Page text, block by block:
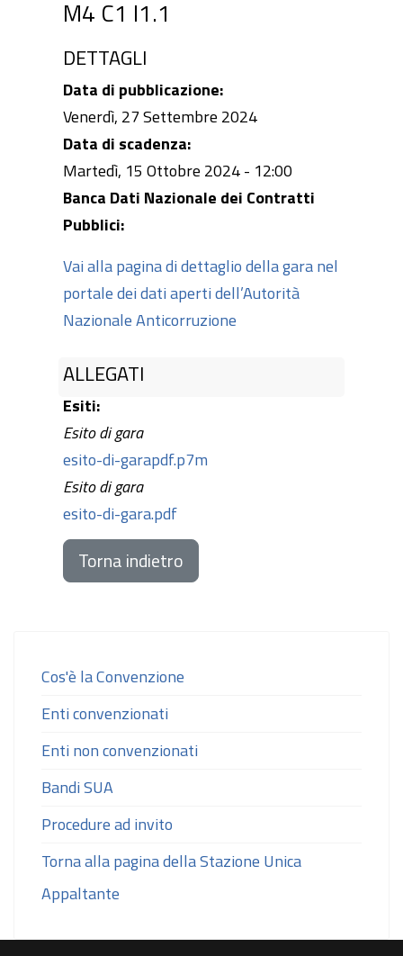
ALLEGATI
Esiti:
Esito di gara
esito-di-garapdf.p7m
Esito di gara
esito-di-gara.pdf
M4 C1 I1.1
DETTAGLI
Data di pubblicazione:
Venerdì, 27 Settembre 2024
Data di scadenza:
Martedì, 15 Ottobre 2024 - 12:00
Banca Dati Nazionale dei Contratti
Pubblici:
Vai alla pagina di dettaglio della gara nel
portale dei dati aperti dell’Autorità
Nazionale Anticorruzione
Torna indietro
Cos'è la Convenzione
Enti convenzionati
Enti non convenzionati
Bandi SUA
Procedure ad invito
Torna alla pagina della Stazione Unica
Appaltante